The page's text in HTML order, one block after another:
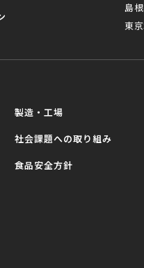
島
東
製造・工場
社会課題への取り組み
食品安全方針